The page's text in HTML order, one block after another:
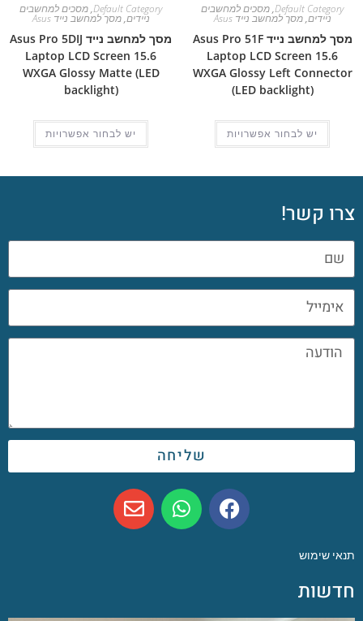
Default Category
,מסכים למחשבים
ניידים,מסך למחשב נייד Asus
מסך למחשב נייד Asus Pro 51F
Laptop LCD Screen 15.6
WXGA Glossy Left Connector
(LED backlight)
יש לבחור אפשרויות
Default Category
,מסכים למחשבים
ניידים,מסך למחשב נייד Asus
מסך למחשב נייד Asus Pro 5DIJ
Laptop LCD Screen 15.6
WXGA Glossy Matte (LED
backlight)
יש לבחור אפשרויות
צרו קשר!
שליחה
תנאי שימוש
חדשות